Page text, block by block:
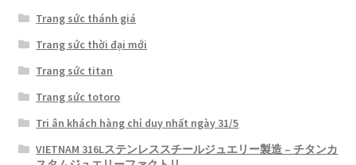
Trang sức thánh giá
Trang sức thời đại mới
Trang sức titan
Trang sức totoro
Tri ân khách hàng chỉ duy nhất ngày 31/5
VIETNAM 316Lステンレススチールジュエリー製造 – チタンカ